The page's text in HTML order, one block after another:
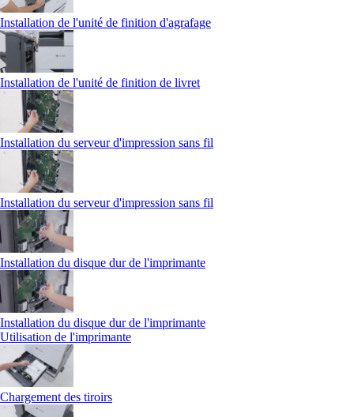
Installation de l'unité de finition d'agrafage
Installation de l'unité de finition de livret
Installation du serveur d'impression sans fil
Installation du serveur d'impression sans fil
Installation du disque dur de l'imprimante
Installation du disque dur de l'imprimante
Utilisation de l'imprimante
Chargement des tiroirs